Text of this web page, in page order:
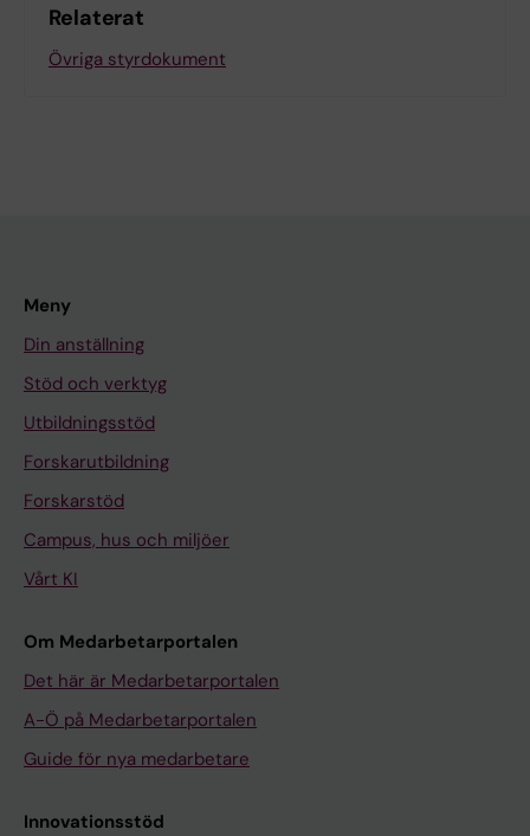
Relaterat
Övriga styrdokument
Meny
Din anställning
Stöd och verktyg
Utbildningsstöd
Forskarutbildning
Forskarstöd
Campus, hus och miljöer
Vårt KI
Om Medarbetarportalen
Det här är Medarbetarportalen
A-Ö på Medarbetarportalen
Guide för nya medarbetare
Innovationsstöd